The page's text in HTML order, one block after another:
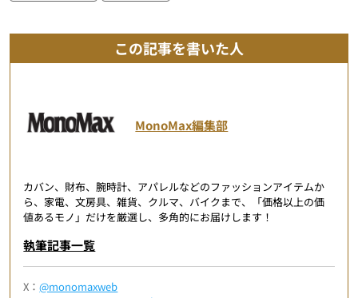
この記事を書いた人
MonoMax編集部
カバン、財布、腕時計、アパレルなどのファッションアイテムか
ら、家電、文房具、雑貨、クルマ、バイクまで、「価格以上の価
値あるモノ」だけを厳選し、多角的にお届けします！
執筆記事一覧
X：@monomaxweb